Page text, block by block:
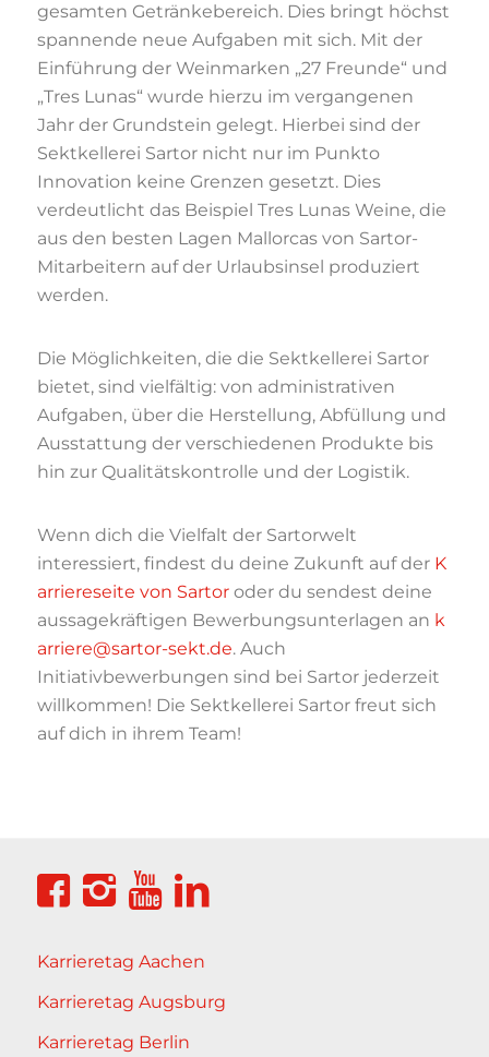
gesamten Getränkebereich. Dies bringt höchst
spannende neue Aufgaben mit sich. Mit der
Einführung der Weinmarken „27 Freunde“ und
„Tres Lunas“ wurde hierzu im vergangenen
Jahr der Grundstein gelegt. Hierbei sind der
Sektkellerei Sartor nicht nur im Punkto
Innovation keine Grenzen gesetzt. Dies
verdeutlicht das Beispiel Tres Lunas Weine, die
aus den besten Lagen Mallorcas von Sartor-
Mitarbeitern auf der Urlaubsinsel produziert
werden.
Die Möglichkeiten, die die Sektkellerei Sartor
bietet, sind vielfältig: von administrativen
Aufgaben, über die Herstellung, Abfüllung und
Ausstattung der verschiedenen Produkte bis
hin zur Qualitätskontrolle und der Logistik.
Wenn dich die Vielfalt der Sartorwelt
interessiert, findest du deine Zukunft auf der K
arriereseite von Sartoroder du sendest deine
aussagekräftigen Bewerbungsunterlagen an k
arriere@sartor-sekt.de. Auch
Initiativbewerbungen sind bei Sartor jederzeit
willkommen! Die Sektkellerei Sartor freut sich
auf dich in ihrem Team!
Karrieretag Aachen
Karrieretag Augsburg
Karrieretag Berlin